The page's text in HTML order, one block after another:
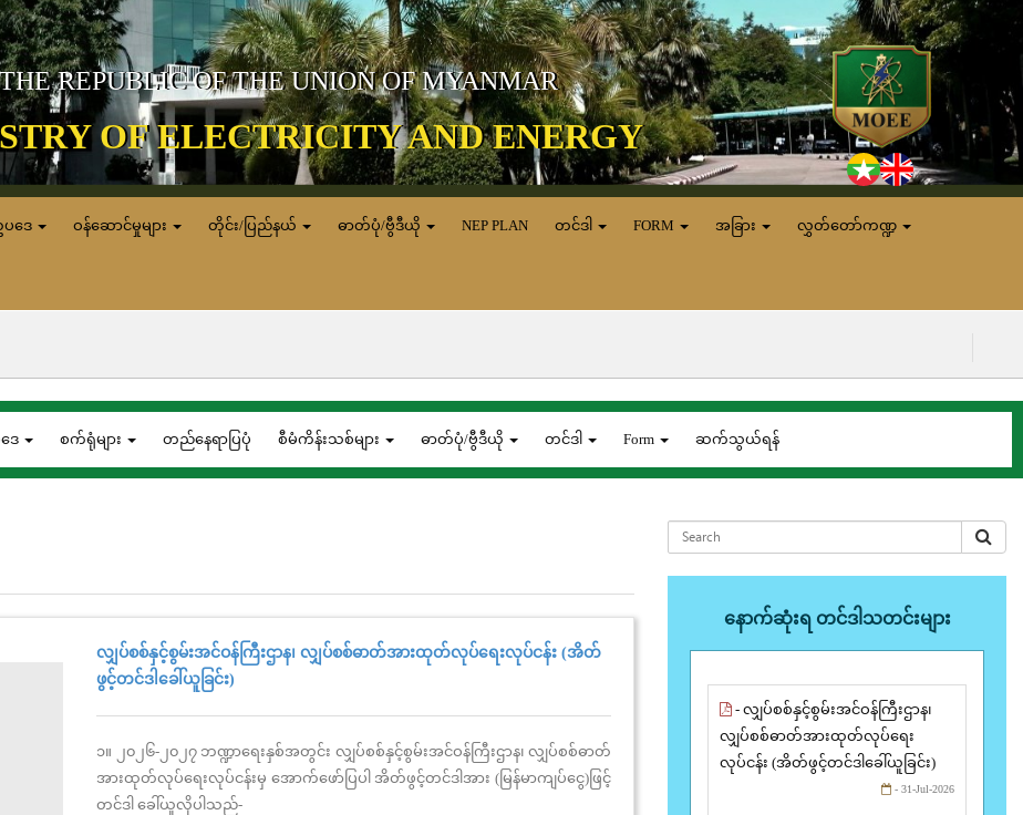
THE REPUBLIC OF THE UNION OF MYANMAR
OF ELECTRICITY AND ENERGY
ပဒေ ဝန်ဆောင်မှုများ တိုင်း/ပြည်နယ် ဓာတ်ပုံ/ဗွီဒီယို NEP PLAN တင်ဒါ FORM အခြား လွှတ်တော်ကဏ္ဍ
ေ စက်ရုံများ တည်နေရာပြပုံ စီမံကိန်းသစ်များ ဓာတ်ပုံ/ဗွီဒီယို တင်ဒါ Form ဆက်သွယ်ရန်
လျှပ်စစ်နှင့်စွမ်းအင်ဝန်ကြီးဌာန၊ လျှပ်စစ်ဓာတ်အားထုတ်လုပ်ရေးလုပ်ငန်း (အိတ်
ဖွင့်တင်ဒါခေါ်ယူခြင်း)
၁။ ၂၀၂၆-၂၀၂၇ ဘဏ္ဍာရေးနှစ်အတွင်း လျှပ်စစ်နှင့်စွမ်းအင်ဝန်ကြီးဌာန၊ လျှပ်စစ်ဓာတ်
အားထုတ်လုပ်ရေးလုပ်ငန်းမှ အောက်ဖော်ပြပါ အိတ်ဖွင့်တင်ဒါအား (မြန်မာကျပ်ငွေ)ဖြင့်
တင်ဒါ ခေါ်ယူလိုပါသည်-
နောက်ဆုံးရ တင်ဒါသတင်းများ
- လျှပ်စစ်နှင့်စွမ်းအင်ဝန်ကြီးဌာန၊
လျှပ်စစ်ဓာတ်အားထုတ်လုပ်ရေး
လုပ်ငန်း (အိတ်ဖွင့်တင်ဒါခေါ်ယူခြင်း)
- 31-Jul-2026